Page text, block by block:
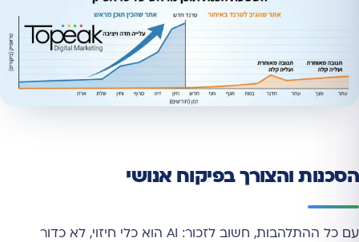
הסכנות והצורך בפיקוח אנושי
עם כל ההתלהבות, חשוב לזכור: AI הוא כלי חיזוי, לא כדור